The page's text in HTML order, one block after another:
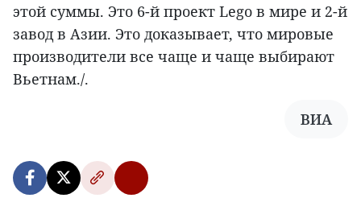
этой суммы. Это 6-й проект Lego в мире и 2-й
завод в Азии. Это доказывает, что мировые
производители все чаще и чаще выбирают
Вьетнам./.
ВИА